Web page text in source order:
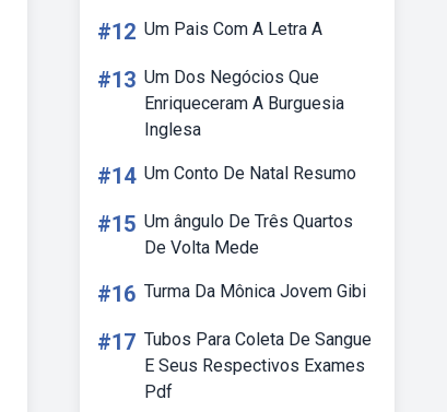
#12 Um Pais Com A Letra A
#13 Um Dos Negócios Que
Enriqueceram A Burguesia
Inglesa
#14 Um Conto De Natal Resumo
#15 Um ângulo De Três Quartos
De Volta Mede
#16 Turma Da Mônica Jovem Gibi
#17 Tubos Para Coleta De Sangue
E Seus Respectivos Exames
Pdf